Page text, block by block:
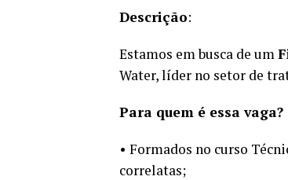
Descrição:
Estamos em busca de um
Water, líder no setor de
Para quem é essa vaga?
• Formados no curso
correlatas;